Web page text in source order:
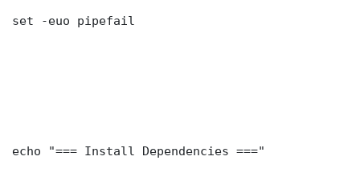
set -euo pipefail
echo "=== Install Dependencies ==="